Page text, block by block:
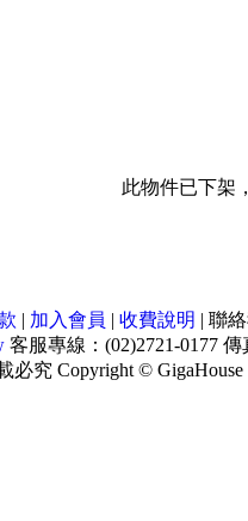
此物件已下架
| 加入會員 | 收費說明 | 聯
客服專線：(02)2721-0177
必究 Copyright © GigaHouse